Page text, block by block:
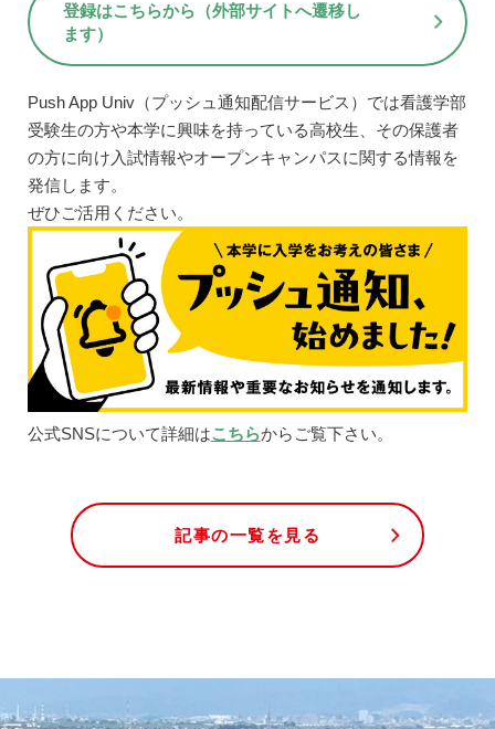
登録はこちらから（外部サイトへ遷移し
ます）
Push App Univ（プッシュ通知配信サービス）では看護学部
受験生の方や本学に興味を持っている高校生、その保護者
の方に向け入試情報やオープンキャンパスに関する情報を
発信します。
ぜひご活用ください。
公式SNSについて詳細はこちらからご覧下さい。
記事の一覧を見る